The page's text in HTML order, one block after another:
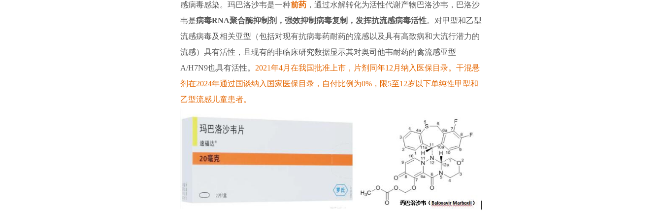
感病毒感染。玛巴洛沙韦是一种前药 ，通过水解转化为活性代谢产物巴洛沙韦，巴洛沙
韦是病毒RNA聚合酶抑制剂，强效抑制病毒复制，发挥抗流感病毒活性。对甲型和乙型
流感病毒及相关亚型（包括对现有抗病毒药耐药的流感以及具有高致病和大流行潜力的
流感）具有活性，且现有的非临床研究数据显示其对奥司他韦耐药的禽流感亚型
A/H7N9也具有活性。 2021年4月在我国批准上市，片剂 同年12月纳入医保目录。干混悬
剂在2024年通过国谈纳入国家医保目录，自付比例为0%， 限5至12岁以下单纯性甲型和
乙型流感儿童患者。